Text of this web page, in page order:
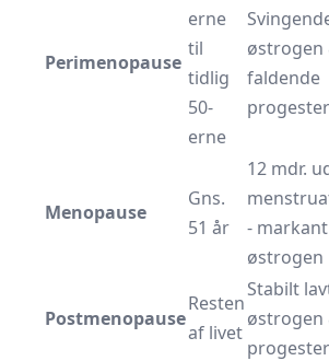
Perimenopause
erne
til
tidlig
50-
erne
østrogen
faldende
Menopause
Gns.
51 år
12 mdr.
-
østrogen
Postmenopause
Resten
af livet
Stabilt
østrogen